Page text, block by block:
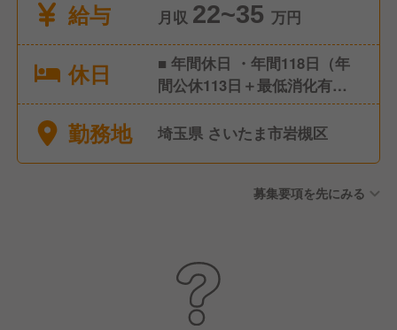
給与
月収 22~35 万円
休日
■ 年間休日 ・年間118日（年
間公休113日＋最低消化有給5
日） ・1ヶ月9休制（※2月のみ
8休） ・大晦日元旦は原則全
勤務地 埼玉県 さいたま市岩槻区
募集要項を先にみる